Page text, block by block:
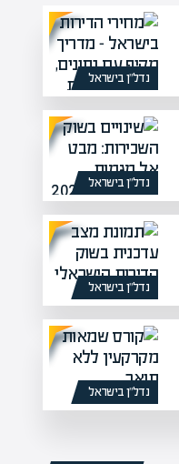
נדל”ן בישראל
נדל”ן בישראל
נדל”ן בישראל
נדל”ן בישראל